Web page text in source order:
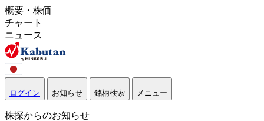
概要・株価
チャート
ニュース
ログイン お知らせ 銘柄検索 メニュー
株探からのお知らせ